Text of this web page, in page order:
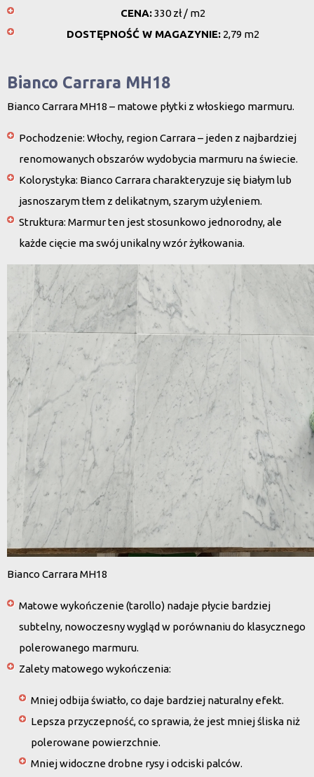
CENA:330 zł / m2
DOSTĘPNOŚĆ W MAGAZYNIE: 2,79 m2
Bianco Carrara MH18
Bianco Carrara MH18 – matowe płytki z włoskiego marmuru.
Pochodzenie: Włochy, region Carrara – jeden z najbardziej
renomowanych obszarów wydobycia marmuru na świecie.
Kolorystyka: Bianco Carrara charakteryzuje się białym lub
jasnoszarym tłem z delikatnym, szarym użyleniem.
Struktura: Marmur ten jest stosunkowo jednorodny, ale
każde cięcie ma swój unikalny wzór żyłkowania.
Bianco Carrara MH18
Matowe wykończenie(tarollo) nadaje płycie bardziej
subtelny, nowoczesny wygląd w porównaniu do klasycznego
polerowanego marmuru.
Zalety matowego wykończenia:
Mniej odbija światło, co daje bardziej naturalny efekt.
Lepsza przyczepność, co sprawia, że jest mniej śliska niż
polerowane powierzchnie.
Mniej widoczne drobne rysy i odciski palców.